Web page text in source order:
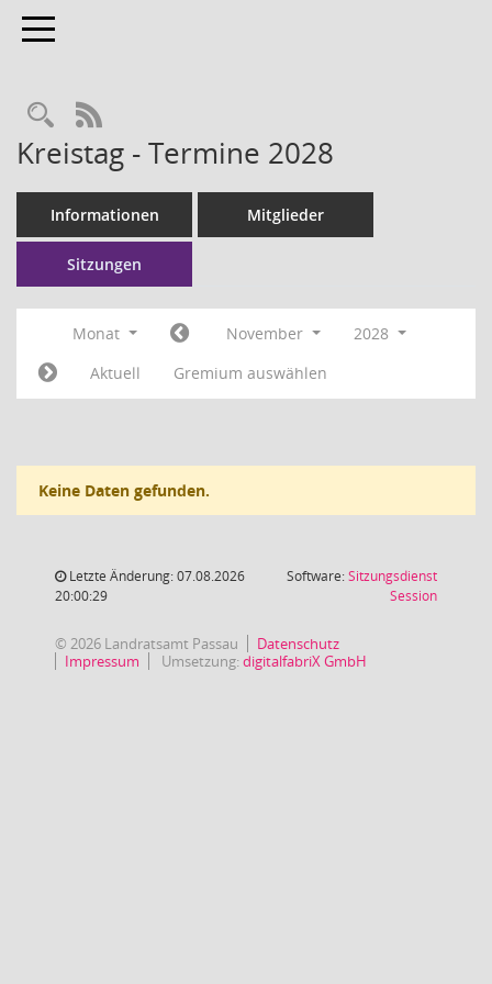
Toggle navigation
RSS-Feed
Kreistag - Termine 2028
Informationen Mitglieder
Sitzungen
Monat November
2028
Aktuell
Gremium auswählen
Keine Daten gefunden.
Letzte Änderung: 07.08.2026
20:00:29
Software:Sitzungsdienst
Session(Wird in
© 2026 Landratsamt Passau
Datenschutz
Impressum
Umsetzung:digitalfabriX GmbH